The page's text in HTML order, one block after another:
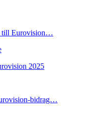
till Eurovision…
2025
bidrag…